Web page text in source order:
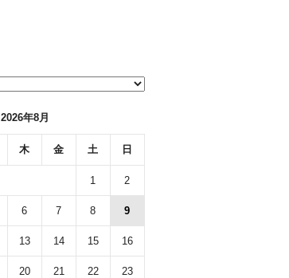
2026年8月
木 金 土 日
1 2
6 7 8 9
13 14 15 16
20 21 22 23